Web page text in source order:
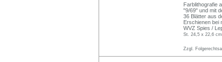
Farblithografie
"9/69" und mit
36 Blätter aus
Erschienen bei
WVZ Spies /
St. 24,5 x 22,6
Zzgl.